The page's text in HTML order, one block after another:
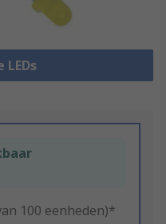
100 eenheden)*